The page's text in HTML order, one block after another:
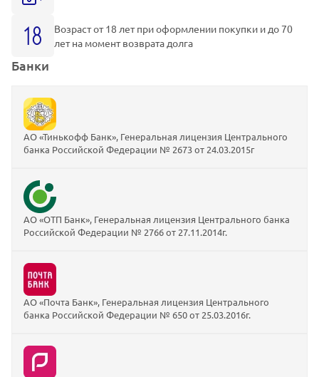
Возраст от 18 лет при оформлении покупки и до 70
лет на момент возврата долга
Банки
АО «Тинькофф Банк», Генеральная лицензия Центрального
банка Российской Федерации № 2673 от 24.03.2015г
АО «ОТП Банк», Генеральная лицензия Центрального банка
Российской Федерации № 2766 от 27.11.2014г.
АО «Почта Банк», Генеральная лицензия Центрального
банка Российской Федерации № 650 от 25.03.2016г.